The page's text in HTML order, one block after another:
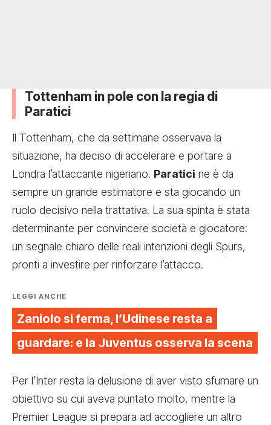
Tottenham in pole con la regia di
Paratici
Il Tottenham, che da settimane osservava la
situazione, ha deciso di accelerare e portare a
Londra l’attaccante nigeriano. Paratici ne è da
sempre un grande estimatore e sta giocando un
ruolo decisivo nella trattativa. La sua spinta è stata
determinante per convincere società e giocatore:
un segnale chiaro delle reali intenzioni degli Spurs,
pronti a investire per rinforzare l’attacco.
LEGGI ANCHE
Zaniolo si ferma, l’Udinese resta a
guardare: e la Juventus osserva la scena
Per l’Inter resta la delusione di aver visto sfumare un
obiettivo su cui aveva puntato molto, mentre la
Premier League si prepara ad accogliere un altro